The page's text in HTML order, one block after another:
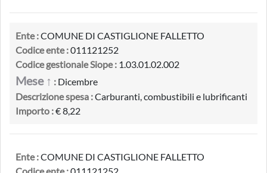
Ente :COMUNE DI CASTIGLIONE FALLETTO
Codice ente :011121252
Codice gestionale Siope : 1.03.01.02.002
Mese ↑ : Dicembre
Descrizione spesa :Carburanti, combustibili e lubrificanti
Importo :€ 8,22
Ente :COMUNE DI CASTIGLIONE FALLETTO